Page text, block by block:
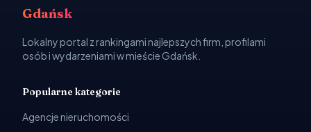
Gdańsk
Lokalny portal z rankingami najlepszych firm, profilami
osób i wydarzeniami w mieście Gdańsk.
Popularne kategorie
Agencje nieruchomości